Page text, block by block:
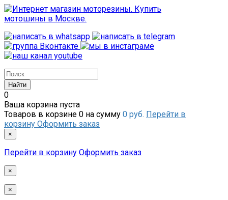
0
Ваша корзина пуста
Товаров в корзине 0 на сумму 0 руб. Перейти в
корзину Оформить заказ
×
Перейти в корзину Оформить заказ
×
×